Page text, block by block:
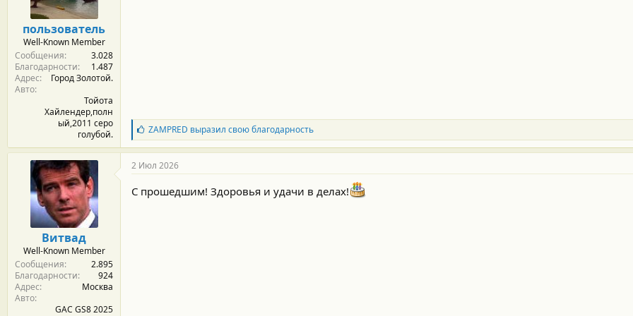
пользователь
Well-Known Member
Сообщения
3.028
Благодарности
1.487
Адрес
Город Золотой.
Авто
Тойота
Хайлендер,полн
ый,2011 серо
голубой.
Б
л
а
г
о
а
ZAMPRED выразил свою благодарность
Витвад
Well-Known Member
Сообщения
2.895
Благодарности
924
Адрес
Москва
Авто
GAC GS8 2025
2 Июл 2026
С прошедшим! Здоровья и удачи в делах!